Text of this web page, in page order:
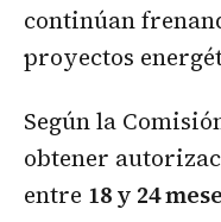
continúan
proyectos
Según la
obtener
entre 18 y 24